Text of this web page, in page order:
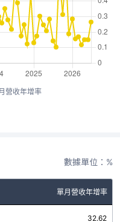
營收年增率
數據單位：%
單月營收年增率
32.62